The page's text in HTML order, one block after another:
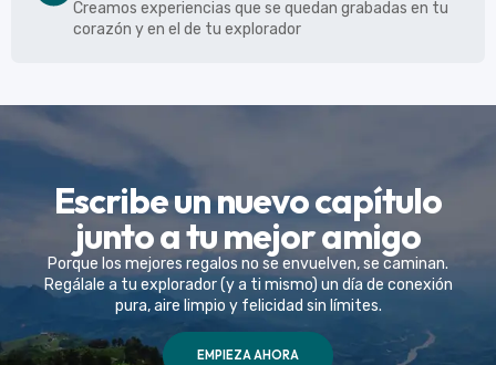
Creamos experiencias que se quedan grabadas en tu
corazón y en el de tu explorador
Escribe un nuevo capítulo
junto a tu mejor amigo
Porque los mejores regalos no se envuelven, se caminan.
Regálale a tu explorador (y a ti mismo) un día de conexión
pura, aire limpio y felicidad sin límites.
EMPIEZA AHORA